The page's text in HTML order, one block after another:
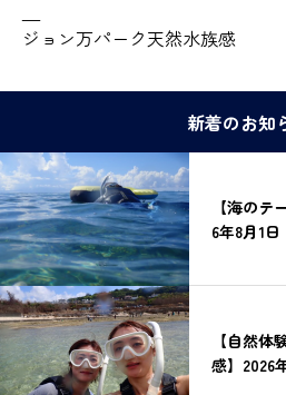
—
ジョン万パーク天然水族感
新着のお知
【海のテ
6年8月1日
【自然
感】2026